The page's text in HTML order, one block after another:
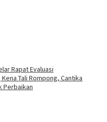
Rapat Evaluasi
Tali Rompong, Cantika
Perbaikan